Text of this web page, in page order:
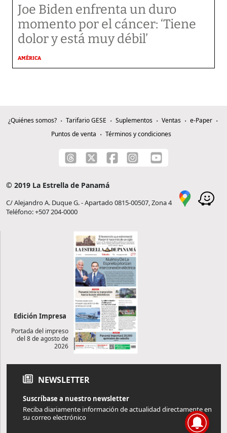
Joe Biden enfrenta un duro
momento por el cáncer: ‘Tiene
dolor y está muy débil’
AMÉRICA
¿Quiénes somos? Tarifario GESE Suplementos Ventas
e-Paper
Puntos de venta
Términos y condiciones
© 2019 La Estrella de Panamá
C/ Alejandro A. Duque G. - Apartado 0815-00507, Zona 4
Teléfono: +507 204-0000
Edición Impresa
Portada del impreso
del 8 de agosto de
2026
NEWSLETTER
Suscríbase a nuestro newsletter
Reciba diariamente información de actualidad directamente en
su correo electrónico